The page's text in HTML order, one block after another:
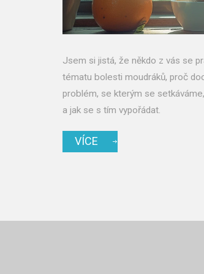
Jsem si jistá, že někdo z vás se
tématu bolesti moudráků, proč
problém, se kterým se
a jak se s tím vypořádat.
VÍCE